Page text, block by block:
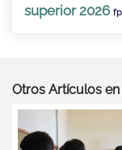
superior 2026
Otros Artículos en